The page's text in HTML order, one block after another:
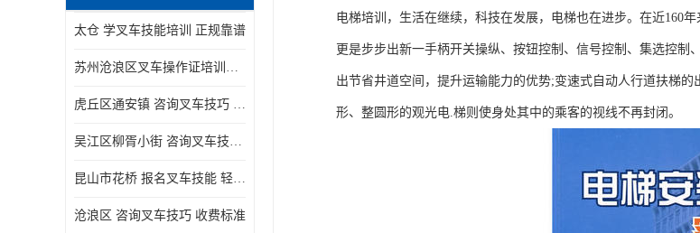
太仓 学叉车技能培训 正规靠谱
苏州沧浪区叉车操作证培训已更新科目
虎丘区通安镇 咨询叉车技巧 新政策已公布
吴江区柳胥小街 咨询叉车技巧 附近那家正规
昆山市花桥 报名叉车技能 轻松试学无压力
沧浪区 咨询叉车技巧 收费标准
电梯培训，生活在继续，科技在发展，电梯也在进步。在近160
更是步步出新一手柄开关操纵、按钮控制、信号控制、集选控
出节省井道空间，提升运输能力的优势;变速式自动人行道扶梯
形、整圆形的观光电.梯则使身处其中的乘客的视线不再封闭。